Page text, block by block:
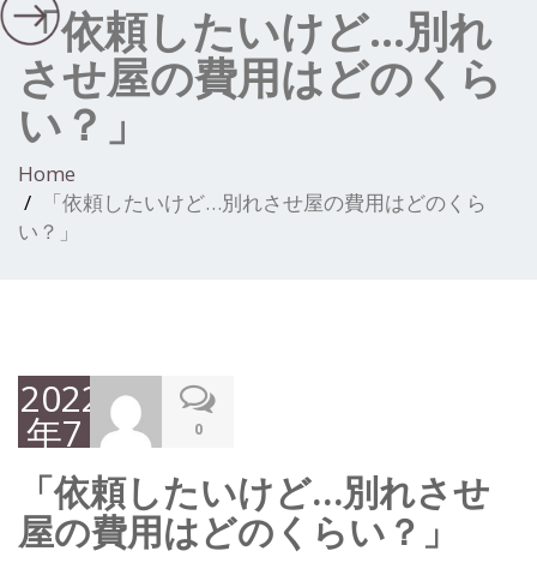
「依頼したいけど…別れ
させ屋の費用はどのくら
い？」
Home
「依頼したいけど…別れさせ屋の費用はどのくら
い？」
2022
年7
月
28
日
0
「依頼したいけど…別れさせ
屋の費用はどのくらい？」